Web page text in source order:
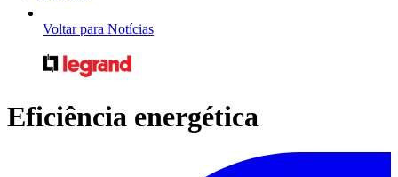
Voltar para Notícias
Eficiência energética